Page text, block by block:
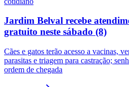
Jardim Belval recebe
gratuito neste sábado (8)
Cães e gatos terão acesso a vacinas,
parasitas e triagem para castração;
ordem de chegada